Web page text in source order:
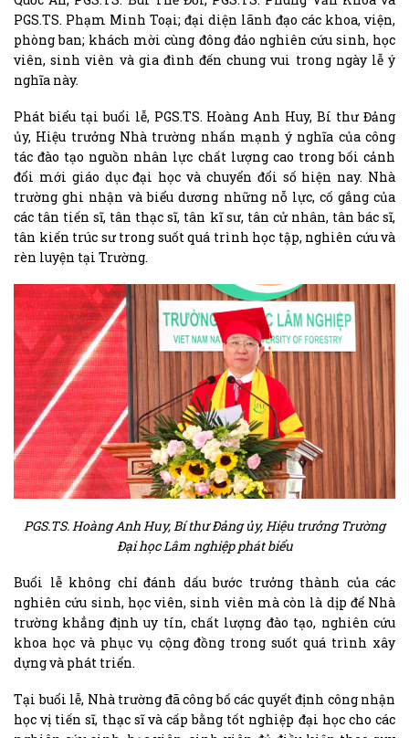
PGS.TS. Phạm Minh Toại; đại diện lãnh đạo các khoa, viện,
phòng ban; khách mời cùng đông đảo nghiên cứu sinh, học
viên, sinh viên và gia đình đến chung vui trong ngày lễ ý
nghĩa này.
Phát biểu tại buổi lễ, PGS.TS. Hoàng Anh Huy, Bí thư Đảng
ủy, Hiệu trưởng Nhà trường nhấn mạnh ý nghĩa của công
tác đào tạo nguồn nhân lực chất lượng cao trong bối cảnh
đổi mới giáo dục đại học và chuyển đổi số hiện nay. Nhà
trường ghi nhận và biểu dương những nỗ lực, cố gắng của
các tân tiến sĩ, tân thạc sĩ, tân kĩ sư, tân cử nhân, tân bác sĩ,
tân kiến trúc sư trong suốt quá trình học tập, nghiên cứu và
rèn luyện tại Trường.
PGS.TS. Hoàng Anh Huy, Bí thư Đảng ủy, Hiệu trưởng Trường
Đại học Lâm nghiệp phát biểu
Buổi lễ không chỉ đánh dấu bước trưởng thành của các
nghiên cứu sinh, học viên, sinh viên mà còn là dịp để Nhà
trường khẳng định uy tín, chất lượng đào tạo, nghiên cứu
khoa học và phục vụ cộng đồng trong suốt quá trình xây
dựng và phát triển.
Tại buổi lễ, Nhà trường đã công bố các quyết định công nhận
học vị tiến sĩ, thạc sĩ và cấp bằng tốt nghiệp đại học cho các